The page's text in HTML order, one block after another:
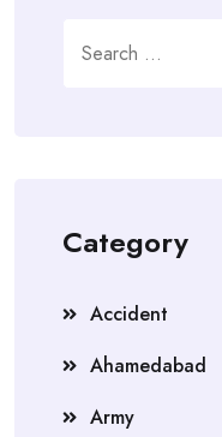
Category
Accident
Ahamedabad
Army